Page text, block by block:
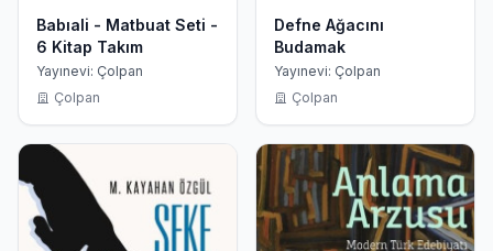
Babıali - Matbuat Seti -
6 Kitap Takım
Yayınevi: Çolpan
Çolpan
Defne Ağacını
Budamak
Yayınevi: Çolpan
Çolpan